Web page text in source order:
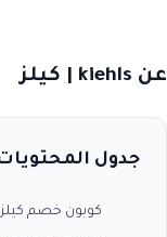
عن kiehls | كيلز
جدول
كوبون خصم كيلز kiehls